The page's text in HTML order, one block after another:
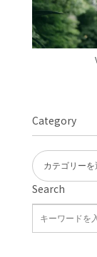
Search
Category